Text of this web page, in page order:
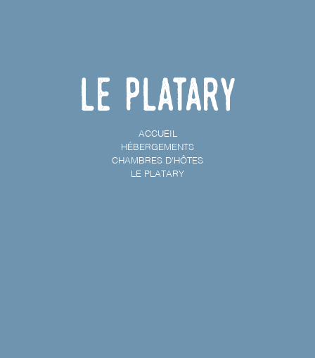
Le Platary
ACCUEIL
HÉBERGEMENTS
CHAMBRES D'HÔTES
LE PLATARY